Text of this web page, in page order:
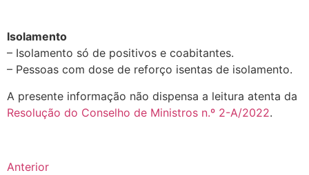
Isolamento
– Isolamento só de positivos e coabitantes.
– Pessoas com dose de reforço isentas de isolamento.
A presente informação não dispensa a leitura atenta da
Resolução do Conselho de Ministros n.º 2-A/2022.
Anterior